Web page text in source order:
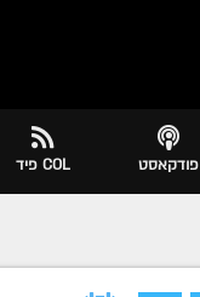
פודקאסט COL פיד